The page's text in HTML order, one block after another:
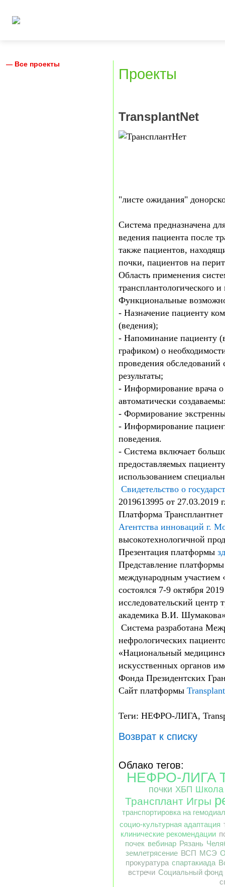
Все проекты
Проекты
TransplantNet
"листе ожидания"
Система предназначена
ведения пациента после
также пациентов,
почки, пациентов на
Область применения
трансплантологического
Функциональные
- Назначение пациенту
(ведения);
- Напоминание пациенту
графиком) о
проведения обследований
результаты;
- Информирование врача
автоматически
- Формирование
- Информирование
поведения.
- Система включает
предоставляемых
использованием
Свидетельство о
2019613995 от 27.03.2019
Платформа Трансплантнет
Агентства инноваций г.
высокотехнологичной
Презентация платформы
Представление
международным участием
состоялся 7-9 октября
исследовательский центр
академика В.И.
Система разработана
нефрологических
«Национальный
искусственных органов
Фонда Президентских
Сайт платформы
Теги: НЕФРО-ЛИГА,
Возврат к списку
Облако тегов:
НЕФРО-ЛИГА
почки ХБП Школа
Трансплант Игры
транспортировка на
социо-культурная адаптация
клинические рекомендации
почек вебинар Рязань
землетрясение ВСП МСЭ
прокуратура спартакиада
встречи Социальный фонд